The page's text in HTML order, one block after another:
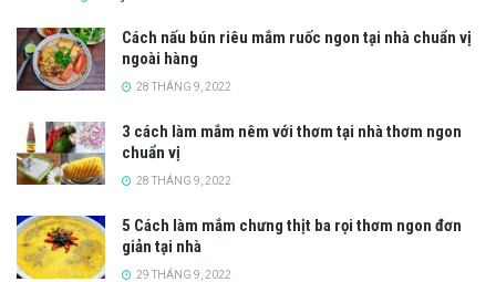
Cách nấu bún riêu mắm ruốc ngon tại nhà chuẩn vị
ngoài hàng
28 THÁNG 9, 2022
3 cách làm mắm nêm với thơm tại nhà thơm ngon
chuẩn vị
28 THÁNG 9, 2022
5 Cách làm mắm chưng thịt ba rọi thơm ngon đơn
giản tại nhà
29 THÁNG 9, 2022